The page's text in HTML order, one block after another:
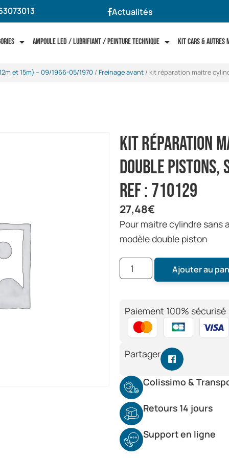
Actualités
Ampoule LED / Lubrifiant / Peinture technique Kit cars & autres
et 15m) -- 09/1966-05/1970 / Freinage avant/ kit réparation maitre
kit réparation
double pistons,
ref : 710129
27,48€
pour maitre cylindre sans
modèle double piston
Ajouter au
Paiement 100% sécurisé
Partager
Colissimo &
Retours 14 jours
Support en ligne